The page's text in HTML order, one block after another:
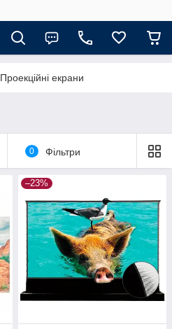
Проекційні екрани
0 Фільтри
–23%